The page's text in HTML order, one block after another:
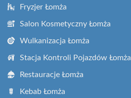
Fryzjer Łomża
Salon Kosmetyczny Łomża
Wulkanizacja Łomża
Stacja Kontroli Pojazdów Łomża
Restauracje Łomża
Kebab Łomża